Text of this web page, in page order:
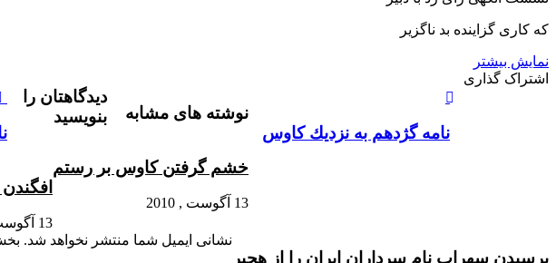
که کارى گزاینده بد ناگزیر
نمایش بیشتر
اشتراک گذاری
بوک
آپ
گذاری
طریق
نامه گژدهم به نزديك كاوس‏
نوشته های مشابه
خشم گرفتن کاوس بر رستم‏
13 آگوست , 2010
13 آگوست , 2010
پرسیدن سهراب نام سرداران ایران را از هجیر
دیدگاهتان را
بنویسید
نشانی ایمیل شما منتشر نخواهد شد.